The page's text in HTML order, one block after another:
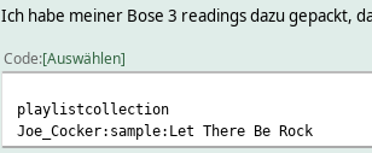
Ich habe meiner Bose 3 readings dazu gepackt,
Code Auswählen
playlistcollection
Joe_Cocker:sample:Let There Be Rock